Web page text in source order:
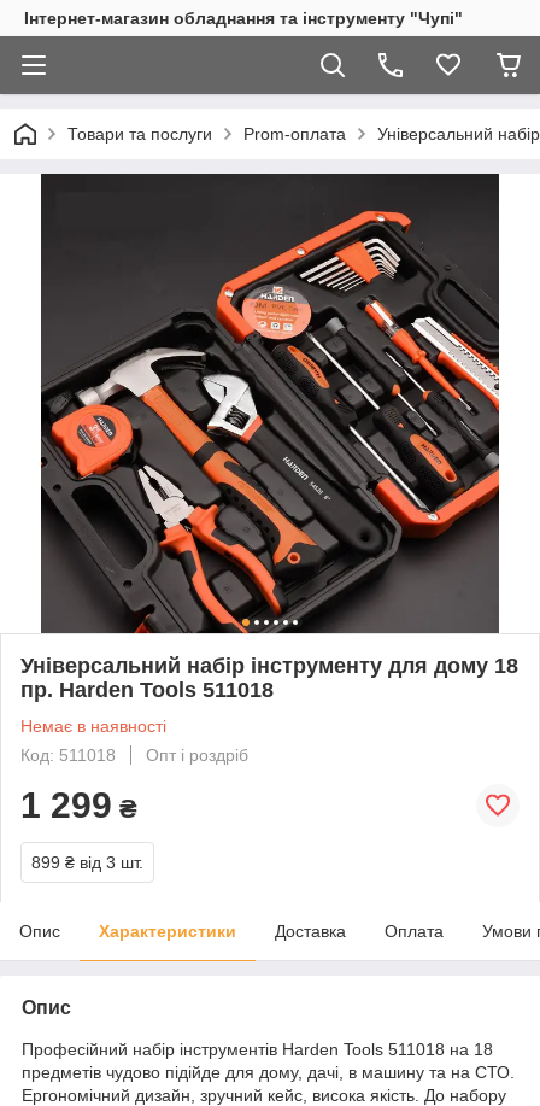
Інтернет-магазин обладнання та інструменту "Чупі"
Товари та послуги Prom-оплата Універсальний
Універсальний набір інструменту для дому 18
пр. Harden Tools 511018
Немає в наявності
Код: 511018
Опт і роздріб
1 299 ₴
899 ₴ від 3 шт.
Опис Характеристики Доставка Оплата Умови
Опис
Професійний набір інструментів Harden Tools 511018 на 18
предметів чудово підійде для дому, дачі, в машину та на СТО.
Ергономічний дизайн, зручний кейс, висока якість. До набору